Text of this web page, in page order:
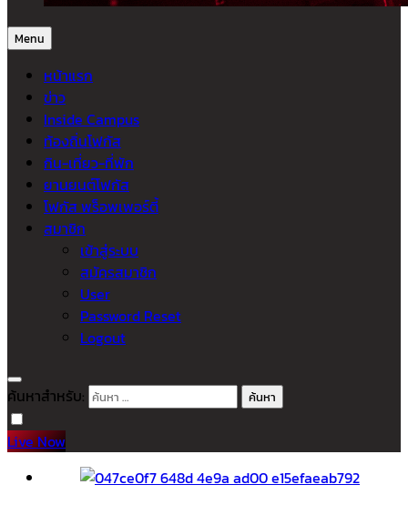
Menu
หน้าแรก
ข่าว
Inside Campus
ท้องถิ่นโฟกัส
กิน-เที่ยว-ที่พัก
ยานยนต์โฟกัส
โฟกัส พร็อพเพอร์ตี้
สมาชิก
เข้าสู่ระบบ
สมัครสมาชิก
User
Password Reset
Logout
ค้นหาสำหรับ:
Live Now